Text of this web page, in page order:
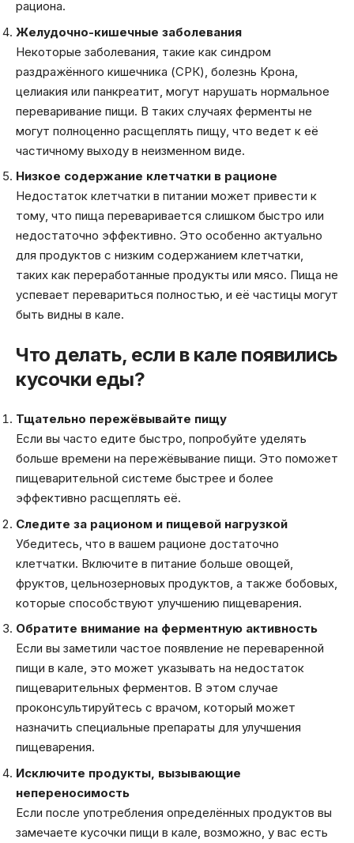
рациона.
Желудочно-кишечные заболевания
Некоторые заболевания, такие как синдром
раздражённого кишечника (СРК), болезнь Крона,
целиакия или панкреатит, могут нарушать нормальное
переваривание пищи. В таких случаях ферменты не
могут полноценно расщеплять пищу, что ведет к её
частичному выходу в неизменном виде.
Низкое содержание клетчатки в рационе
Недостаток клетчатки в питании может привести к
тому, что пища переваривается слишком быстро или
недостаточно эффективно. Это особенно актуально
для продуктов с низким содержанием клетчатки,
таких как переработанные продукты или мясо. Пища не
успевает перевариться полностью, и её частицы могут
быть видны в кале.
Что делать, если в кале появились
кусочки еды?
Тщательно пережёвывайте пищу
Если вы часто едите быстро, попробуйте уделять
больше времени на пережёвывание пищи. Это поможет
пищеварительной системе быстрее и более
эффективно расщеплять её.
Следите за рационом и пищевой нагрузкой
Убедитесь, что в вашем рационе достаточно
клетчатки. Включите в питание больше овощей,
фруктов, цельнозерновых продуктов, а также бобовых,
которые способствуют улучшению пищеварения.
Обратите внимание на ферментную активность
Если вы заметили частое появление не переваренной
пищи в кале, это может указывать на недостаток
пищеварительных ферментов. В этом случае
проконсультируйтесь с врачом, который может
назначить специальные препараты для улучшения
пищеварения.
Исключите продукты, вызывающие
непереносимость
Если после употребления определённых продуктов вы
замечаете кусочки пищи в кале, возможно, у вас есть